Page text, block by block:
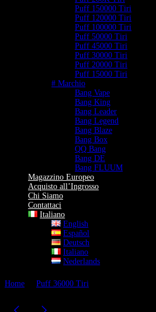
Puff 150000 Tiri
Puff 120000 Tiri
Puff 100000 Tiri
Puff 50000 Tiri
Puff 45000 Tiri
Puff 30000 Tiri
Puff 20000 Tiri
Puff 15000 Tiri
# Marchio
Bang Vape
Bang King
Bang Leader
Bang Legend
Bang Blaze
Bang Box
QQ Bang
Bang DE
Bang FLUUM
Magazzino Europeo
Acquisto all’Ingrosso
Chi Siamo
Contattaci
Italiano
English
Español
Deutsch
Italiano
Nederlands
Home Puff 36000 Tiri